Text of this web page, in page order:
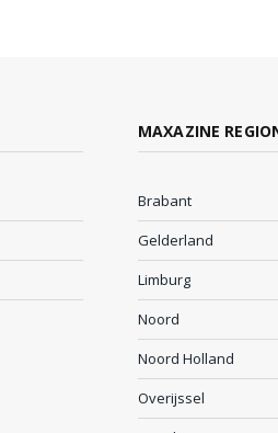
MAXAZINE
Brabant
Gelderland
Limburg
Noord
Noord Holland
Overijssel